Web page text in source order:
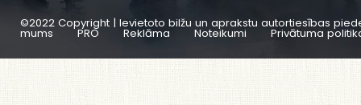
©2022 Copyright | Ievietoto bilžu un aprakstu autortiesības
mums PRO Reklāma Noteikumi Privātuma